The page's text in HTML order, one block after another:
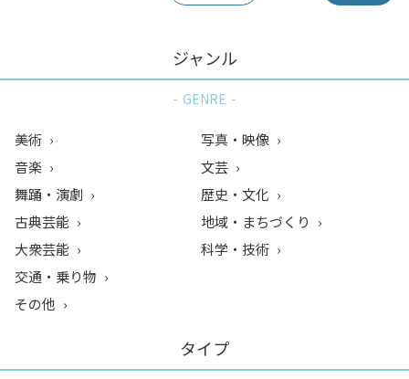
ジャンル
GENRE
美術
音楽
舞踊・演劇
古典芸能
大衆芸能
写真・映像
文芸
歴史・文化
地域・まちづくり
科学・技術
交通・乗り物
その他
タイプ